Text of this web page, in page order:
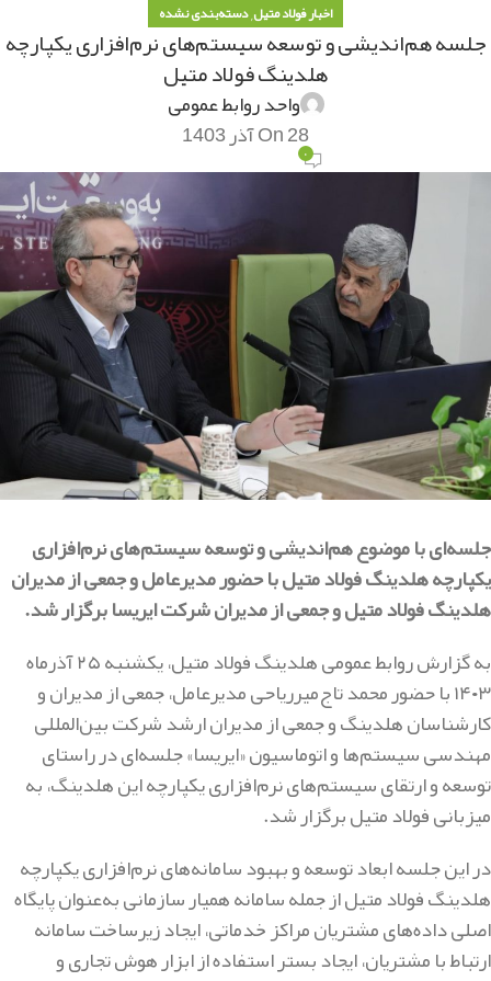
اخبار فولاد متیل,دسته‌بندی نشده
جلسه هم‌اندیشی و توسعه سیستم‌های‌ نرم‌افزاری یکپارچه
هلدینگ فولاد متیل
واحد روابط عمومی
On 28 آذر 1403
۰
جلسه‌ای با موضوع هم‌اندیشی و توسعه سیستم‌های نرم‌افزاری
یکپارچه هلدینگ فولاد متیل با حضور مدیرعامل و جمعی از مدیران
هلدینگ فولاد متیل و جمعی از مدیران شرکت ایریسا برگزار شد.
به گزارش روابط عمومی هلدینگ فولاد متیل، یکشنبه ۲۵ آذرماه
۱۴۰۳ با حضور محمد تاج‌میرریاحی مدیرعامل، جمعی از مدیران و
کارشناسان هلدینگ و جمعی از مدیران ارشد شرکت بین‌المللی
مهندسی سیستم‌ها و اتوماسیون «ایریسا» جلسه‌ای در راستای
توسعه و ارتقای سیستم‌های نرم‌افزاری یکپارچه این هلدینگ، به
میزبانی فولاد متیل برگزار شد.
در این جلسه ابعاد توسعه و بهبود سامانه‌های نرم‌افزاری یکپارچه
هلدینگ فولاد متیل از جمله سامانه همیار سازمانی به‌عنوان پایگاه
اصلی داده‌های مشتریان مراکز خدماتی، ایجاد زیرساخت سامانه
ارتباط با مشتریان، ایجاد بستر استفاده از ابزار هوش تجاری و